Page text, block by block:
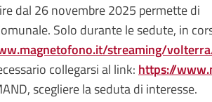
dal 26 novembre 2025 permette di
Solo durante le sedute, in
streaming/
collegarsi al link: https://
scegliere la seduta di interesse.